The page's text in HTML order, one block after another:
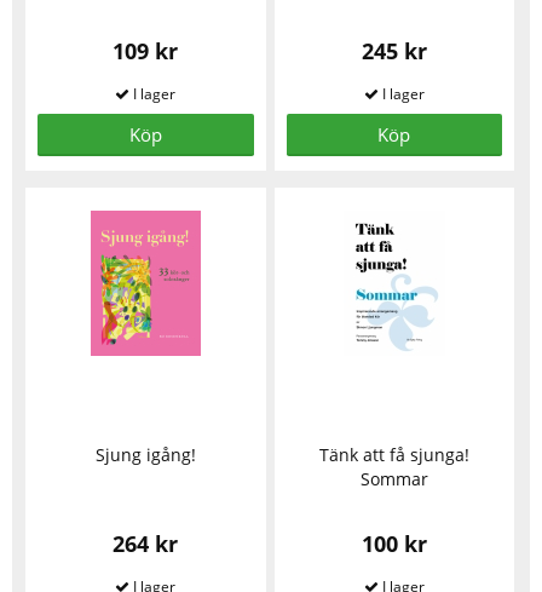
109 kr
Köp
245 kr
Köp
Sjung igång!
264 kr
Tänk att få sjunga!
Sommar
100 kr